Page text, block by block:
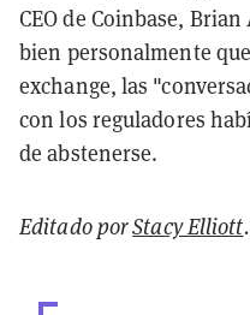
CEO de Coinbase,
bien personalmente
exchange, las
con los reguladores
de abstenerse.
Editado porStacy Elliott.